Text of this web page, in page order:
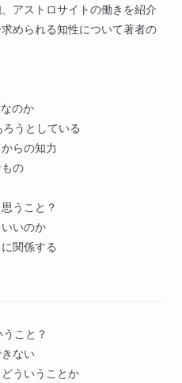
アストロサイトの働きを紹介
められる知性について著者の
のか
ろうとしている
らの知力
の
うこと？
いのか
関係する
こと？
ない
ういうことか